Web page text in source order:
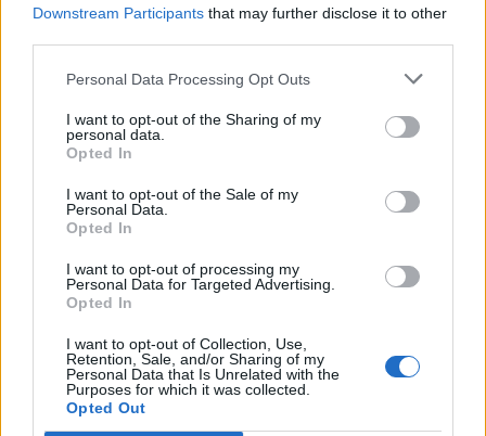
Downstream Participants that may further disclose it to other
Personal Data Processing Opt Outs
I want to opt-out of the Sharing of my
personal data.
Opted In
I want to opt-out of the Sale of my
Personal Data.
Opted In
I want to opt-out of processing my
Personal Data for Targeted Advertising.
Opted In
I want to opt-out of Collection, Use,
Retention, Sale, and/or Sharing of my
Personal Data that Is Unrelated with the
Purposes for which it was collected.
Opted Out
BUSCAR MÁS
RESPUESTAS
Por favor seleccione los niveles:
Palabras Conectadas Respuesta de nivel 26309
Palabras Conectadas Respuesta de nivel 26310
Palabras Conectadas Respuesta de nivel 26311
Palabras Conectadas Respuesta de nivel 26312
Palabras Conectadas Respuesta de nivel 26314
Palabras Conectadas Respuesta de nivel 26315
Palabras Conectadas Respuesta de nivel 26316